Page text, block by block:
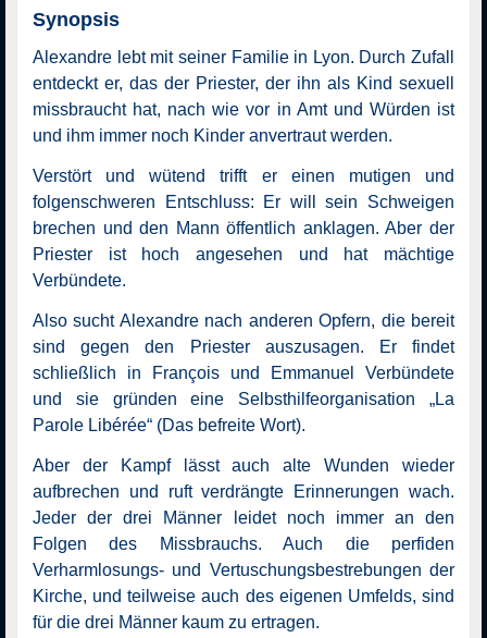
Synopsis
Alexandre lebt mit seiner Familie in Lyon. Durch Zufall
entdeckt er, das der Priester, der ihn als Kind sexuell
missbraucht hat, nach wie vor in Amt und Würden ist
und ihm immer noch Kinder anvertraut werden.
Verstört und wütend trifft er einen mutigen und
folgenschweren Entschluss: Er will sein Schweigen
brechen und den Mann öffentlich anklagen. Aber der
Priester ist hoch angesehen und hat mächtige
Verbündete.
Also sucht Alexandre nach anderen Opfern, die bereit
sind gegen den Priester auszusagen. Er findet
schließlich in François und Emmanuel Verbündete
und sie gründen eine Selbsthilfeorganisation „La
Parole Libérée“ (Das befreite Wort).
Aber der Kampf lässt auch alte Wunden wieder
aufbrechen und ruft verdrängte Erinnerungen wach.
Jeder der drei Männer leidet noch immer an den
Folgen des Missbrauchs. Auch die perfiden
Verharmlosungs- und Vertuschungs­bestrebungen der
Kirche, und teilweise auch des eigenen Umfelds, sind
für die drei Männer kaum zu ertragen.